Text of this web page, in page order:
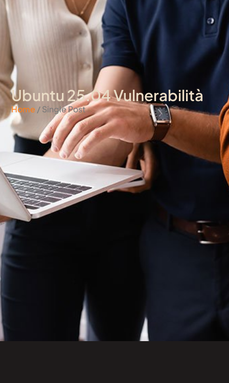
Ubuntu 25.04 Vulnerabilità
Home / Single Post